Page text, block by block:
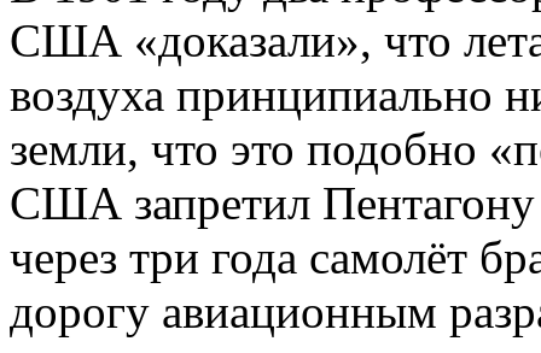
США «доказали», что
воздуха принципиально
земли, что это подобно
США запретил Пентагону
через три года самолёт
дорогу авиационным